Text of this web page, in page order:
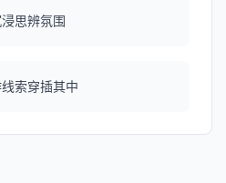
思辨氛围
索穿插其中